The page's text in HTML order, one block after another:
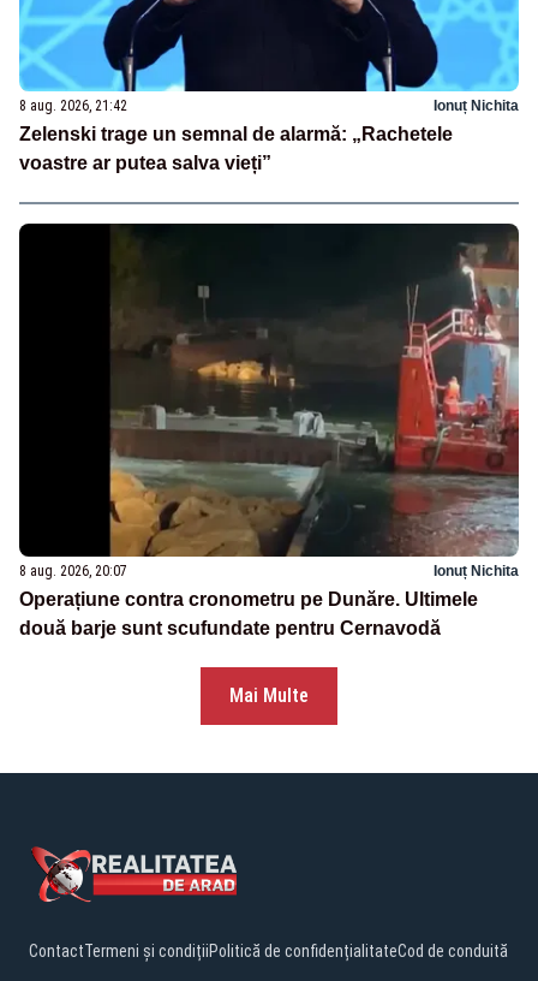
8 aug. 2026, 21:42 Ionuț Nichita
Zelenski trage un semnal de alarmă: „Rachetele
voastre ar putea salva vieți”
8 aug. 2026, 20:07 Ionuț Nichita
Operațiune contra cronometru pe Dunăre. Ultimele
două barje sunt scufundate pentru Cernavodă
Mai Multe
ContactTermeni și condițiiPolitică de confidențialitateCod de conduită